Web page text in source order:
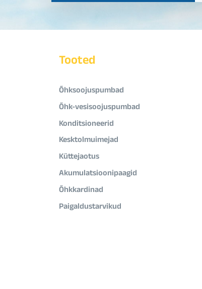
Tooted
Õhksoojuspumbad
Õhk-vesisoojuspumbad
Konditsioneerid
Kesktolmuimejad
Küttejaotus
Akumulatsioonipaagid
Õhkkardinad
Paigaldustarvikud